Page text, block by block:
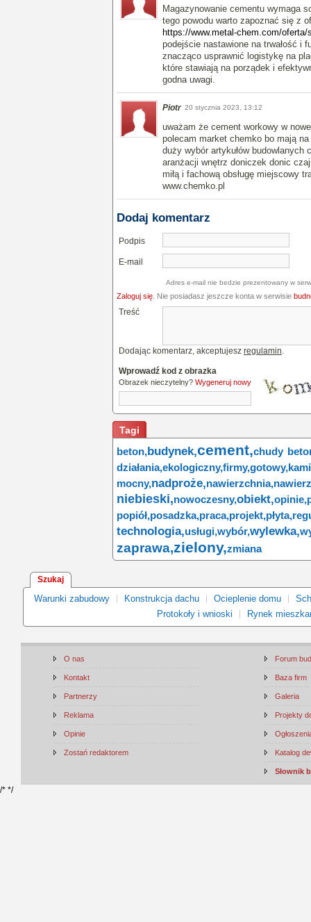
Magazynowanie cementu wymaga
tego powodu warto zapoznać się z
https://www.metal-chem.com/
podejście nastawione na trwałość i
znacząco usprawnić logistykę na
które stawiają na porządek i
godna uwagi.
Piotr 20 stycznia 2023, 13:12
uważam że cement workowy w
polecam market chemko bo mają
duży wybór artykułów budowlanych
aranżacji wnętrz doniczek donic
miłą i fachową obsługę miejscowy
www.chemko.pl
Dodaj komentarz
Podpis
E-mail
Adres e-mail nie bedzie prezentowany w
Zaloguj się . Nie posiadasz jeszcze konta w serwisie
Treść
Dodając komentarz, akceptujesz regulamin.
Wprowadź kod z obrazka
Obrazek nieczytelny? Wygeneruj nowy
Tagi
beton,budynek,cement,chudy
działania,ekologiczny,firmy,gotowy,
mocny,nadproże,nawierzchnia,
niebieski,nowoczesny,obiekt,opinie,
popiół,posadzka,praca,projekt,płyta,
technologia,usługi,wybór,wylewka,
zaprawa,zielony,zmiana
Szukaj
Warunki zabudowy Konstrukcja dachu Ocieplenie domu
Protokoły i wnioski
Rynek
O nas
Kontakt
Partnerzy
Reklama
Opinie
Zostań redaktorem
Forum
Baza firm
Galeria
Projekty
Katalog
Słownik
/* */